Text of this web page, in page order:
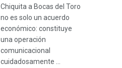
Chiquita a Bocas del Toro
no es solo un acuerdo
económico: constituye
una operación
comunicacional
cuidadosamente ...